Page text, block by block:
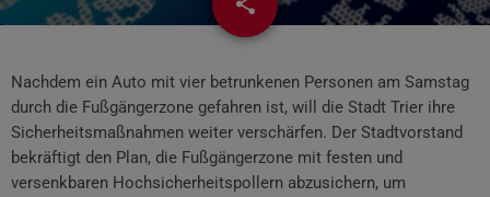
Nachdem ein Auto mit vier betrunkenen Personen am Samstag
durch die Fußgängerzone gefahren ist, will die Stadt Trier ihre
Sicherheitsmaßnahmen weiter verschärfen. Der Stadtvorstand
bekräftigt den Plan, die Fußgängerzone mit festen und
versenkbaren Hochsicherheitspollern abzusichern, um